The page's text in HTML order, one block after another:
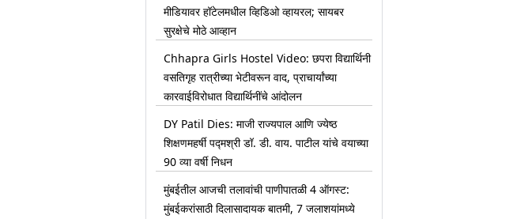
मीडियावर हॉटेलमधील व्हिडिओ व्हायरल; सायबर
सुरक्षेचे मोठे आव्हान
Chhapra Girls Hostel Video: छपरा विद्यार्थिनी
वसतिगृह रात्रीच्या भेटीवरून वाद, प्राचार्यांच्या
कारवाईविरोधात विद्यार्थिनींचे आंदोलन
DY Patil Dies: माजी राज्यपाल आणि ज्येष्ठ
शिक्षणमहर्षी पद्मश्री डॉ. डी. वाय. पाटील यांचे वयाच्या
90 व्या वर्षी निधन
मुंबईतील आजची तलावांची पाणीपातळी 4 ऑगस्ट:
मुंबईकरांसाठी दिलासादायक बातमी, 7 जलाशयांमध्ये